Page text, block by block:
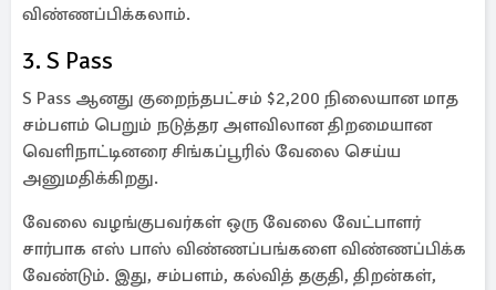
விண்ணப்பிக்கலாம்.
3. S Pass
S Pass ஆனது குறைந்தபட்சம் $2,200 நிலையான மாத
சம்பளம் பெறும் நடுத்தர அளவிலான திறமையான
வெளிநாட்டினரை சிங்கப்பூரில் வேலை செய்ய
அனுமதிக்கிறது.
வேலை வழங்குபவர்கள் ஒரு வேலை வேட்பாளர்
சார்பாக எஸ் பாஸ் விண்ணப்பங்களை விண்ணப்பிக்க
வேண்டும். இது, சம்பளம், கல்வித் தகுதி, திறன்கள்,